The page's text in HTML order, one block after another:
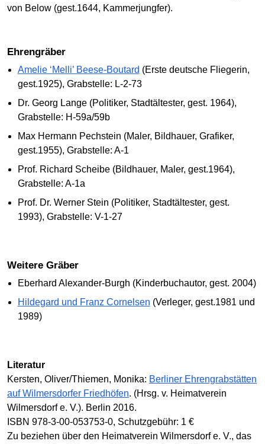
von Below (gest.1644, Kammerjungfer).
Ehrengräber
Amelie ‘Melli’ Beese-Boutard (Erste deutsche Fliegerin,
gest.1925), Grabstelle: L-2-73
Dr. Georg Lange (Politiker, Stadtältester, gest. 1964),
Grabstelle: H-59a/59b
Max Hermann Pechstein (Maler, Bildhauer, Grafiker,
gest.1955), Grabstelle: A-1
Prof. Richard Scheibe (Bildhauer, Maler, gest.1964),
Grabstelle: A-1a
Prof. Dr. Werner Stein (Politiker, Stadtältester, gest.
1993), Grabstelle: V-1-27
Weitere Gräber
Eberhard Alexander-Burgh (Kinderbuchautor, gest. 2004)
Hildegard und Franz Cornelsen (Verleger, gest.1981 und
1989)
Literatur
Kersten, Oliver/Thiemen, Monika: Berliner Ehrengrabstätten
auf Wilmersdorfer Friedhöfen. (Hrsg. v. Heimatverein
Wilmersdorf e. V.). Berlin 2016.
ISBN 978-3-00-053753-0, Schutzgebühr: 1 €
Zu beziehen über den Heimatverein Wilmersdorf e. V., das